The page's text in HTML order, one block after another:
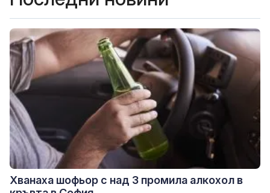
Хванаха шофьор с над 3 промила алкохол в